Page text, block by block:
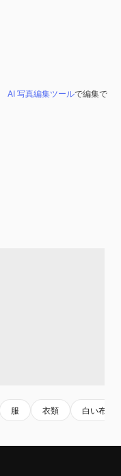
AI 写真編集ツールで編集で
服 衣類 白い布